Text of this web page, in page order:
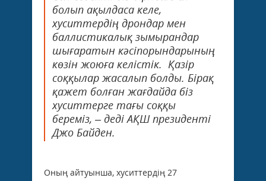
болып ақылдаса келе,
хуситтердің дрондар мен
баллистикалық зымырандар
шығаратын кәсіпорындарының
көзін жоюға келістік. Қазір
соққылар жасалып болды. Бірақ
қажет болған жағдайда біз
хуситтерге тағы соққы
береміз, – деді АҚШ президенті
Джо Байден.
Оның айтуынша, хуситтердің 27